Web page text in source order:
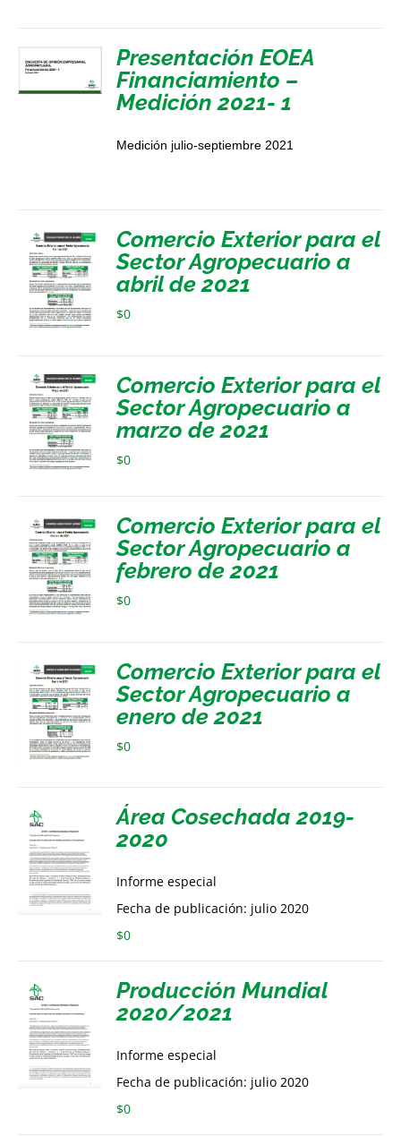
Presentación EOEA
Financiamiento –
Medición 2021- 1
Medición julio-septiembre 2021
Comercio Exterior para el
Sector Agropecuario a
abril de 2021
$0
Comercio Exterior para el
Sector Agropecuario a
marzo de 2021
$0
Comercio Exterior para el
Sector Agropecuario a
febrero de 2021
$0
Comercio Exterior para el
Sector Agropecuario a
enero de 2021
$0
Área Cosechada 2019-
2020
Informe especial
Fecha de publicación: julio 2020
$0
Producción Mundial
2020/2021
Informe especial
Fecha de publicación: julio 2020
$0